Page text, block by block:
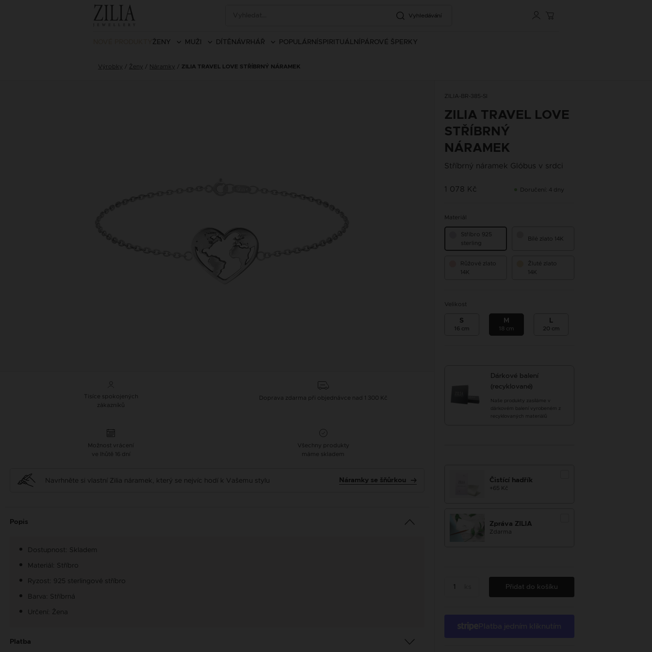
Vyhledávání
ŽENY MUŽI DÍTĚ NÁVRHÁŘ POPULÁRNÍ SPIRITUÁLNÍ PÁROVÉ ŠPERKY
Výrobky Ženy Náramky ZILIA TRAVEL LOVE STŘÍBRNÝ NÁRAMEK
Tisíce spokojených
zákazníků
Doprava zdarma při objednávce nad 1 300 Kč
Možnost vrácení
ve lhůtě 16 dní
Všechny produkty
máme skladem
Navrhněte si vlastní Zilia náramek, který se nejvíc hodí k Vašemu stylu Náramky se šňůrkou
Popis
Dostupnost: Skladem
Materiál: Stříbro
Ryzost: 925 sterlingové stříbro
Barva: Stříbrná
Určení: Žena
Platba
ZILIA-BR-385-SI
ZILIA TRAVEL LOVE
STŘÍBRNÝ
NÁRAMEK
Stříbrný náramek Glóbus v srdci
1 078 Kč Doručení: 4 dny
Materiál
Stříbro 925
sterling
Bílé zlato 14K
Růžové zlato
14K
Žluté zlato
14K
Velikost
S
16 cm
M
18 cm
L
20 cm
Dárkové balení
(recyklované)
Naše produkty zasíláme v
dárkovém balení vyrobeném z
recyklovaných materiálů
Čistící hadřík
+65 Kč
Zpráva ZILIA
Zdarma
Přidat do košíku